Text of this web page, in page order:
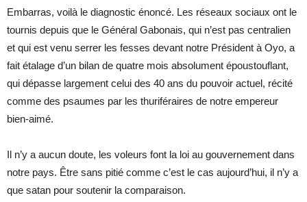
Embarras, voilà le diagnostic énoncé. Les réseaux sociaux ont le
tournis depuis que le Général Gabonais, qui n’est pas centralien
et qui est venu serrer les fesses devant notre Président à Oyo, a
fait étalage d’un bilan de quatre mois absolument époustouflant,
qui dépasse largement celui des 40 ans du pouvoir actuel, récité
comme des psaumes par les thuriféraires de notre empereur
bien-aimé.
Il n’y a aucun doute, les voleurs font la loi au gouvernement dans
notre pays. Être sans pitié comme c’est le cas aujourd’hui, il n’y a
que satan pour soutenir la comparaison.